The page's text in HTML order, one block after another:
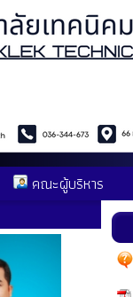
คณะผู้บริหาร